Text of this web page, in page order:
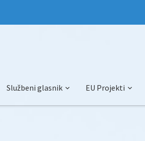
Službeni glasnik EU Projekti